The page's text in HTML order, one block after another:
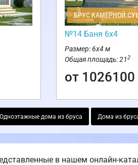
БРУС КАМЕРНОЙ
№14 Баня 6х4
Размер: 6х4 м
Общая площадь: 212
от 1026100
Одноэтажные дома из бруса Дома из
в нашем онлайн-